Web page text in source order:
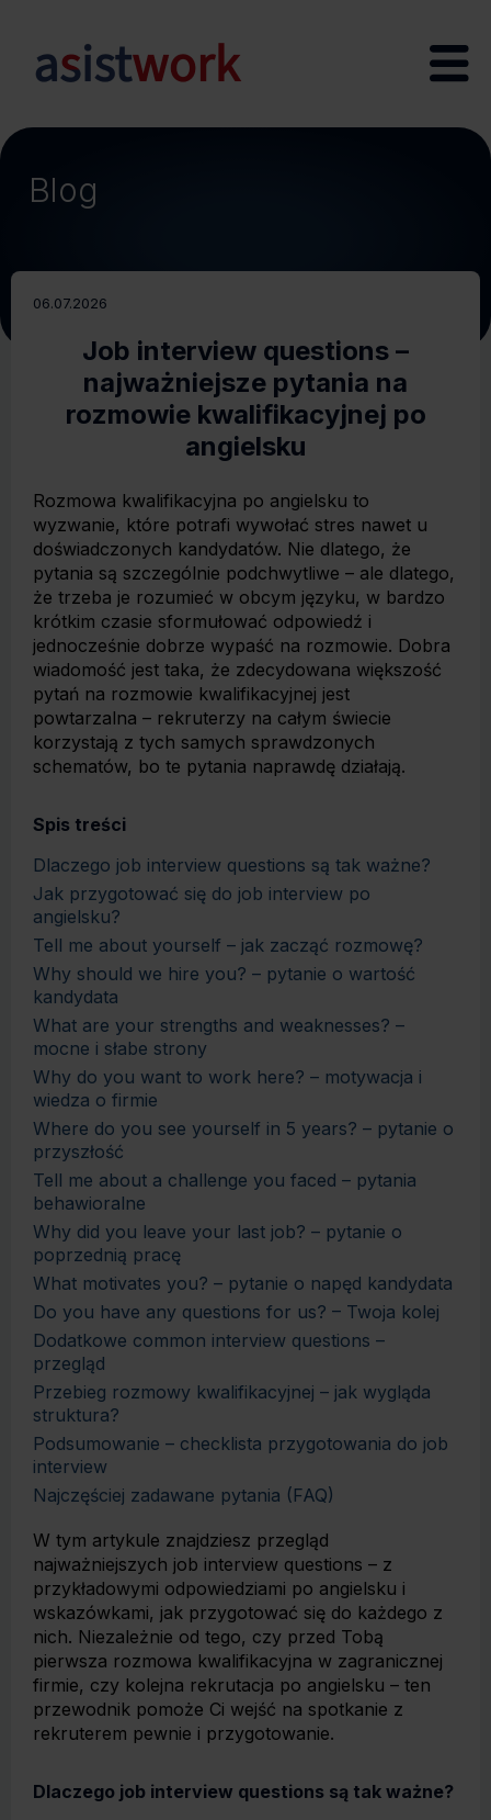
Blog
06.07.2026
Job interview questions –
najważniejsze pytania na
rozmowie kwalifikacyjnej po
angielsku
Rozmowa kwalifikacyjna po angielsku to
wyzwanie, które potrafi wywołać stres nawet u
doświadczonych kandydatów. Nie dlatego, że
pytania są szczególnie podchwytliwe – ale dlatego,
że trzeba je rozumieć w obcym języku, w bardzo
krótkim czasie sformułować odpowiedź i
jednocześnie dobrze wypaść na rozmowie. Dobra
wiadomość jest taka, że zdecydowana większość
pytań na rozmowie kwalifikacyjnej jest
powtarzalna – rekruterzy na całym świecie
korzystają z tych samych sprawdzonych
schematów, bo te pytania naprawdę działają.
Spis treści
Dlaczego job interview questions są tak ważne?
Jak przygotować się do job interview po
angielsku?
Tell me about yourself – jak zacząć rozmowę?
Why should we hire you? – pytanie o wartość
kandydata
What are your strengths and weaknesses? –
mocne i słabe strony
Why do you want to work here? – motywacja i
wiedza o firmie
Where do you see yourself in 5 years? – pytanie o
przyszłość
Tell me about a challenge you faced – pytania
behawioralne
Why did you leave your last job? – pytanie o
poprzednią pracę
What motivates you? – pytanie o napęd kandydata
Do you have any questions for us? – Twoja kolej
Dodatkowe common interview questions –
przegląd
Przebieg rozmowy kwalifikacyjnej – jak wygląda
struktura?
Podsumowanie – checklista przygotowania do job
interview
Najczęściej zadawane pytania (FAQ)
W tym artykule znajdziesz przegląd
najważniejszych job interview questions – z
przykładowymi odpowiedziami po angielsku i
wskazówkami, jak przygotować się do każdego z
nich. Niezależnie od tego, czy przed Tobą
pierwsza rozmowa kwalifikacyjna w zagranicznej
firmie, czy kolejna rekrutacja po angielsku – ten
przewodnik pomoże Ci wejść na spotkanie z
rekruterem pewnie i przygotowanie.
Dlaczego job interview questions są tak ważne?